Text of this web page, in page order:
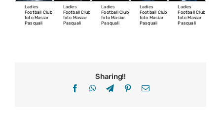
Ladies
Football Club
foto Masiar
Pasquali
Ladies
Football Club
foto Masiar
Pasquali
Ladies
Football Club
foto Masiar
Pasquali
Ladies
Football Club
foto Masiar
Pasquali
Ladies
Football Club
foto Masiar
Pasquali
Sharing!!
FacebookWhatsApp
TelegramPinterestEmail